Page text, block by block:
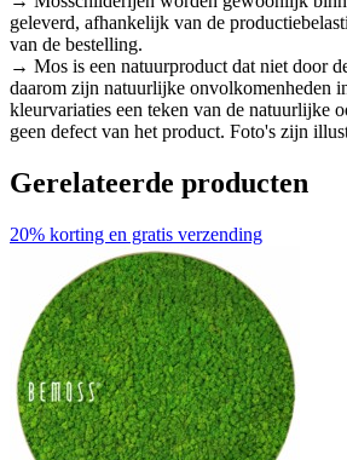
geleverd, afhankelijk van de
van de bestelling.
→ Mos is een natuurproduct dat niet door
daarom zijn natuurlijke onvolkomenheden
kleurvariaties een teken van de natuurlijke
geen defect van het product. Foto's zijn
Gerelateerde producten
20% korting en gratis verzending